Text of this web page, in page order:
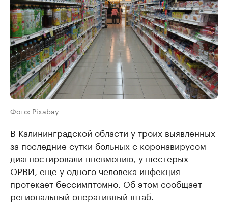
Фото: Pixabay
В Калининградской области у троих выявленных
за последние сутки больных с коронавирусом
диагностировали пневмонию, у шестерых —
ОРВИ, еще у одного человека инфекция
протекает бессимптомно. Об этом сообщает
региональный оперативный штаб.